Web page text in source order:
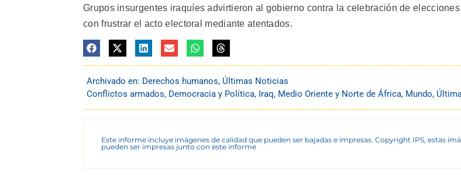
Grupos insurgentes iraquíes advirtieron al gobierno contra la celebración de
con frustrar el acto electoral mediante atentados.
Archivado en: Derechos humanos, Últimas Noticias
Conflictos armados, Democracia y Política, Iraq, Medio Oriente y Norte de África, Mundo,
Este informe incluye imágenes de calidad que pueden ser bajadas e impresas. Copyright IPS, estas
pueden ser impresas junto con este informe